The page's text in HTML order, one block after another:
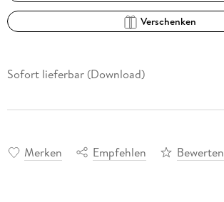
Verschenken
Sofort lieferbar (Download)
Merken Empfehlen Bewerten